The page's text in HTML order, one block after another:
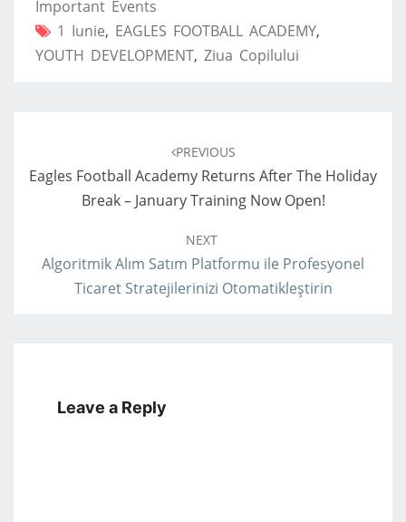
Important Events
1 Iunie, EAGLES FOOTBALL ACADEMY,
YOUTH DEVELOPMENT, Ziua Copilului
PREVIOUS
Eagles Football Academy Returns After The Holiday
Break – January Training Now Open!
NEXT
Algoritmik Alım Satım Platformu ile Profesyonel
Ticaret Stratejilerinizi Otomatikleştirin
Leave a Reply